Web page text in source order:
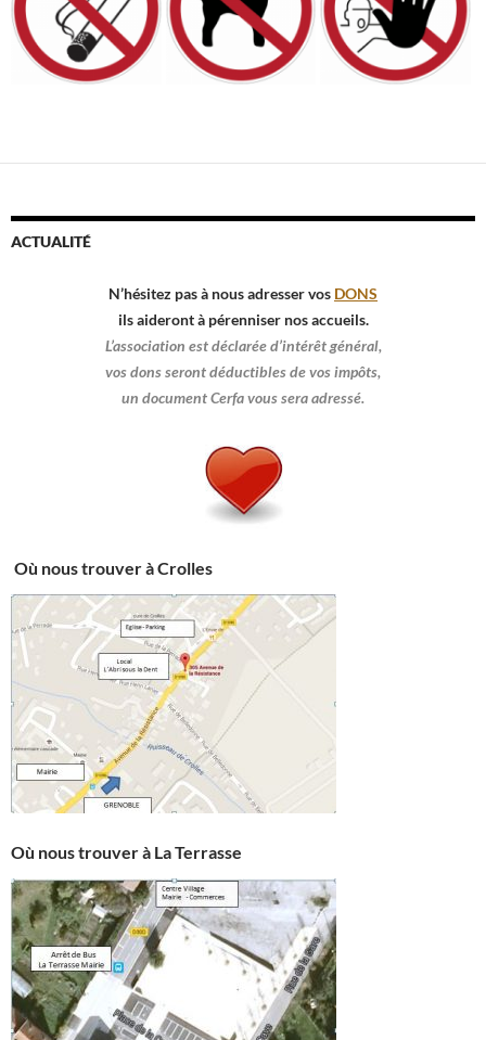
ACTUALITÉ
N’hésitez pas à nous adresser vos DONS
ils aideront à pérenniser nos accueils.
L’association est déclarée d’intérêt général,
vos dons seront déductibles de vos impôts,
un document Cerfa vous sera adressé.
Où nous trouver à Crolles
Où nous trouver à La Terrasse